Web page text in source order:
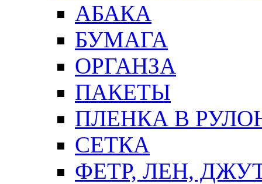
АБАКА
БУМАГА
ОРГАНЗА
ПАКЕТЫ
ПЛЕНКА В
СЕТКА
ФЕТР, ЛЕН,